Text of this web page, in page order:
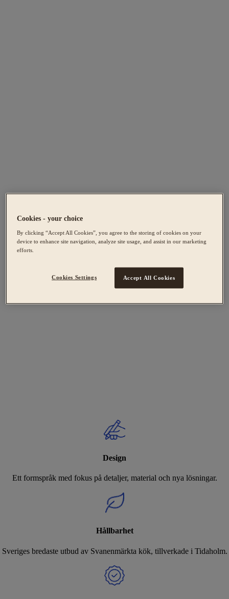
Design
Ett formspråk med fokus på detaljer, material och nya lösningar.
Hållbarhet
Sveriges bredaste utbud av Svanenmärkta kök, tillverkade i Tidaholm.
Cookies - your choice
By clicking “Accept All Cookies”, you agree to the storing of cookies on your
device to enhance site navigation, analyze site usage, and assist in our marketing
efforts.
Cookies Settings Accept All Cookies